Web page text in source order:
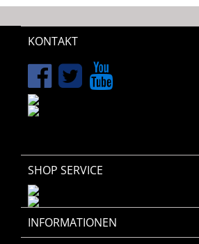
KONTAKT
SHOP SERVICE
INFORMATIONEN